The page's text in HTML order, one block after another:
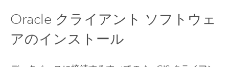
Oracle クライアント ソフトウェ
アのインストール